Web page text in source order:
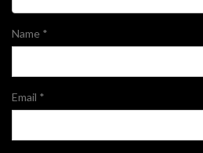
Name *
Email *